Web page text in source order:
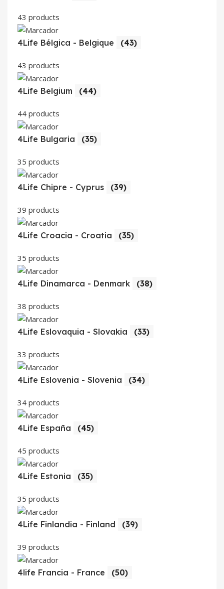
43 products
4Life Bélgica - Belgique (43)
43 products
4Life Belgium (44)
44 products
4Life Bulgaria (35)
35 products
4Life Chipre - Cyprus (39)
39 products
4Life Croacia - Croatia (35)
35 products
4Life Dinamarca - Denmark (38)
38 products
4Life Eslovaquia - Slovakia (33)
33 products
4Life Eslovenia - Slovenia (34)
34 products
4Life España (45)
45 products
4Life Estonia (35)
35 products
4Life Finlandia - Finland (39)
39 products
4life Francia - France (50)